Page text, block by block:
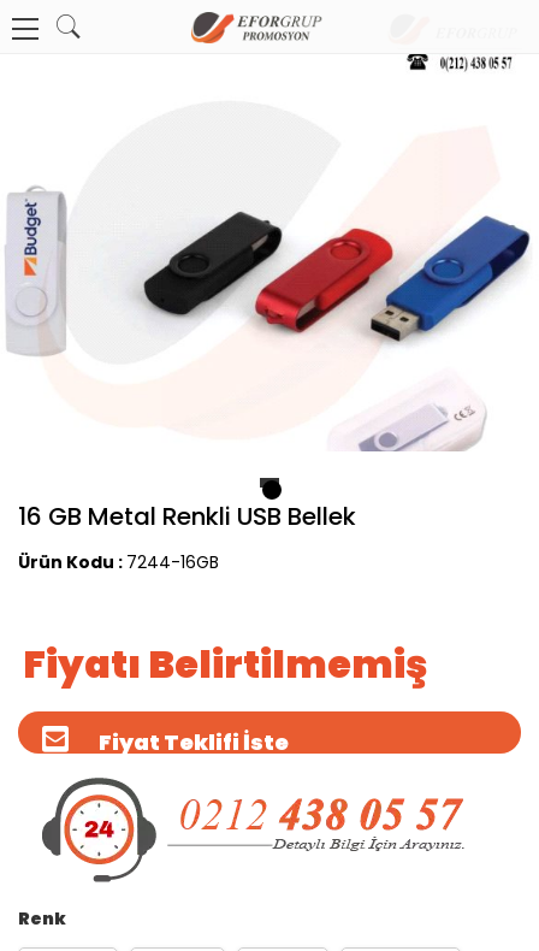
16 GB Metal Renkli USB Bellek
Ürün Kodu : 7244-16GB
Fiyatı Belirtilmemiş
Fiyat Teklifi İste
Renk